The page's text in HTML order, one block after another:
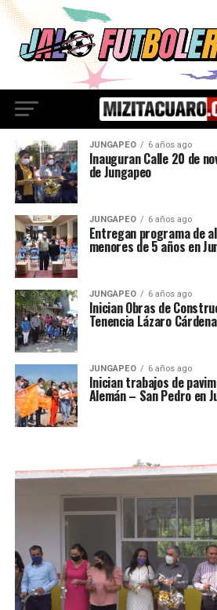
JUNGAPEO 6 años ago
Inauguran Calle 20 de
de Jungapeo
JUNGAPEO 6 años ago
Entregan programa de
menores de 5 años en
JUNGAPEO 6 años ago
Inician Obras de
Tenencia Lázaro
JUNGAPEO 6 años ago
Inician trabajos de
Alemán – San Pedro en